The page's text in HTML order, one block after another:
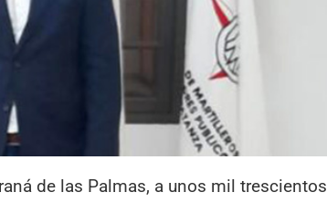
de las Palmas, a unos mil trescientos